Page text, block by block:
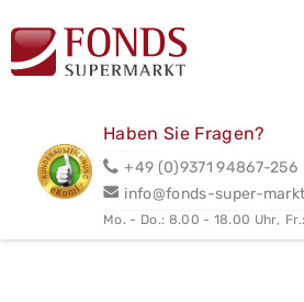
Haben Sie Fragen?
+49 (0)9371 94867-256
info@fonds-super-
Mo. - Do.: 8.00 - 18.00 Uhr,